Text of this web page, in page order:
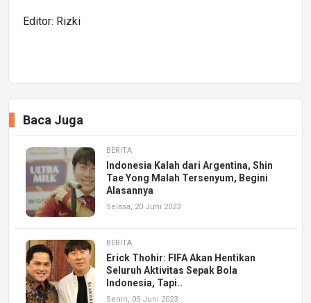
Editor: Rizki
Baca Juga
BERITA
Indonesia Kalah dari Argentina, Shin
Tae Yong Malah Tersenyum, Begini
Alasannya
Selasa, 20 Juni 2023
BERITA
Erick Thohir: FIFA Akan Hentikan
Seluruh Aktivitas Sepak Bola
Indonesia, Tapi..
Senin, 05 Juni 2023